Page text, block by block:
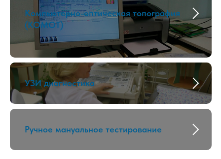
Компьютерно-оптическая топография
(КОМОТ)
УЗИ диагностика
Ручное мануальное тестирование